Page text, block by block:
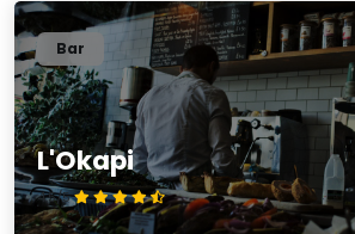
L'Okapi
4.5/5
Bar